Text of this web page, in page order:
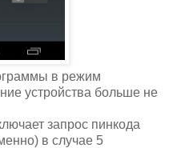
в режим
устройства больше не
запрос пинкода
в случае 5